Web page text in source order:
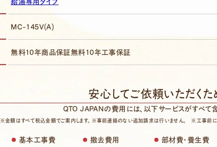
給湯専用タイプ
MC-145V(A)
無料10年商品保証 無料10年工事保証
安心してご依頼いただくた
QTO JAPANの費用には、以下サービスがすべて
※金額はすべて税込金額でご案内します。 ※事前連絡のない追加請求は行いません。 ※工事前に
基本工事費 撤去費用 部材費・養生費